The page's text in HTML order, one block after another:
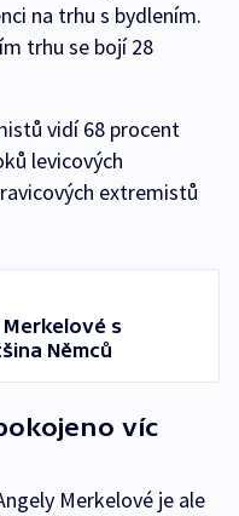
na trhu s bydlením.
trhu se bojí 28
vidí 68 procent
levicových
extremistů
s
Němců
víc
Merkelové je ale